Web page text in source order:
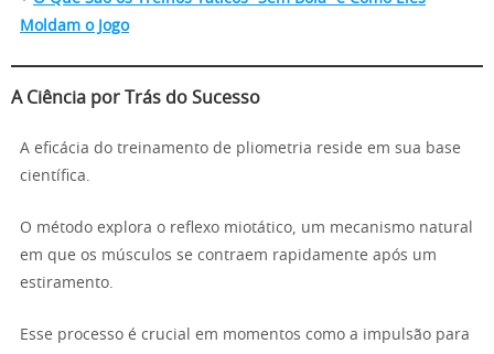
Moldam o Jogo
A Ciência por Trás do Sucesso
A eficácia do treinamento de pliometria reside em sua base
científica.
O método explora o reflexo miotático, um mecanismo natural
em que os músculos se contraem rapidamente após um
estiramento.
Esse processo é crucial em momentos como a impulsão para